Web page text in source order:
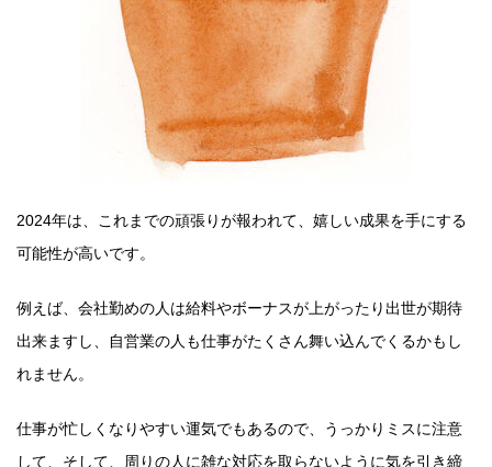
2024年は、これまでの頑張りが報われて、嬉しい成果を手にする
可能性が高いです。
例えば、会社勤めの人は給料やボーナスが上がったり出世が期待
出来ますし、自営業の人も仕事がたくさん舞い込んでくるかもし
れません。
仕事が忙しくなりやすい運気でもあるので、うっかりミスに注意
して、そして、周りの人に雑な対応を取らないように気を引き締